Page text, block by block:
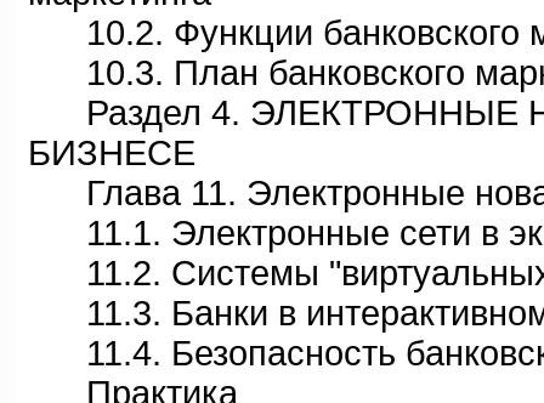
10.2. Функции банковского
10.3. План банковского
Раздел 4. ЭЛЕКТРОННЫЕ
БИЗНЕСЕ
Глава 11. Электронные
11.1. Электронные сети в
11.2. Системы
11.3. Банки в
11.4. Безопасность
Практика